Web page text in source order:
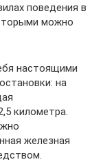
поведения в
можно
настоящими
на
километра.
железная